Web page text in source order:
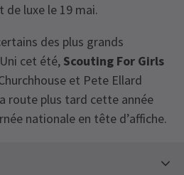
de luxe le 19 mai.
des plus grands
cet été, Scouting For Girls
et Pete Ellard
route plus tard cette année
nationale en tête d’affiche.